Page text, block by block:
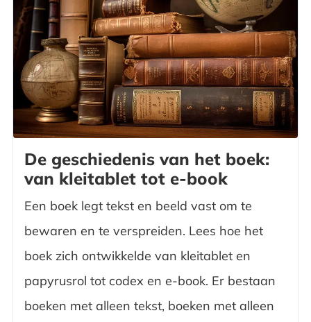
De geschiedenis van het boek:
van kleitablet tot e-book
Een boek legt tekst en beeld vast om te
bewaren en te verspreiden. Lees hoe het
boek zich ontwikkelde van kleitablet en
papyrusrol tot codex en e-book. Er bestaan
boeken met alleen tekst, boeken met alleen